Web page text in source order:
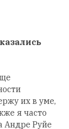
их в уме,
я часто
Андре Руйе